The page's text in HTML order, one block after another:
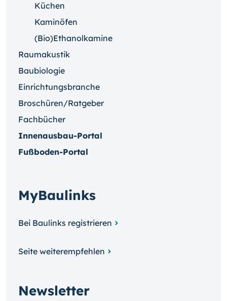
Küchen
Kaminöfen
(Bio)Ethanolkamine
Raumakustik
Baubiologie
Einrichtungsbranche
Broschüren/Ratgeber
Fachbücher
Innenausbau-Portal
Fußboden-Portal
MyBaulinks
Bei Baulinks registrieren
Seite weiterempfehlen
Newsletter